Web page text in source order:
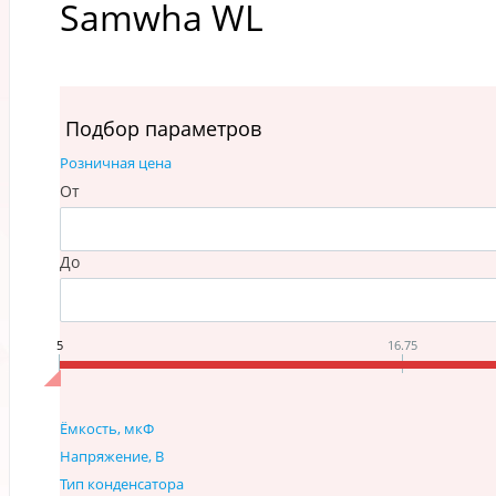
Samwha WL
Подбор параметров
Розничная цена
От
До
5 16.75
Ёмкость, мкФ
Напряжение, В
Тип конденсатора